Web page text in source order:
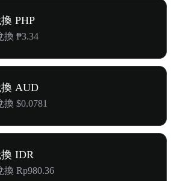
PHP
換 ₱3.34
AUD
換 $0.0781
IDR
換 Rp980.36